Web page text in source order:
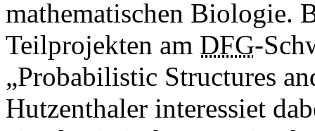
mathematischen Biologie.
Teilprojekten am DFG-
„Probabilistic Structures
Hutzenthaler interessiet